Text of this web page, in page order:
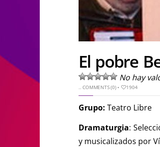
El pobre
No hay
..COMMENTS (0)• 1904
Grupo: Teatro Libre
Dramaturgia:
y musicalizados por